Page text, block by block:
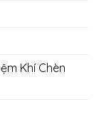
Khí Chèn